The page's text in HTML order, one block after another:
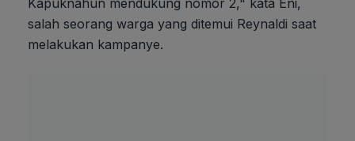
Kapuknahun mendukung nomor 2," kata Eni,
salah seorang warga yang ditemui Reynaldi saat
melakukan kampanye.